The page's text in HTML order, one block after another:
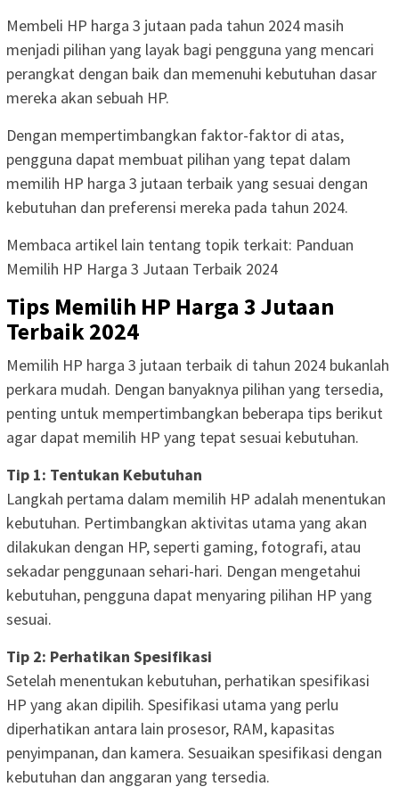
Membeli HP harga 3 jutaan pada tahun 2024 masih
menjadi pilihan yang layak bagi pengguna yang mencari
perangkat dengan baik dan memenuhi kebutuhan dasar
mereka akan sebuah HP.
Dengan mempertimbangkan faktor-faktor di atas,
pengguna dapat membuat pilihan yang tepat dalam
memilih HP harga 3 jutaan terbaik yang sesuai dengan
kebutuhan dan preferensi mereka pada tahun 2024.
Membaca artikel lain tentang topik terkait: Panduan
Memilih HP Harga 3 Jutaan Terbaik 2024
Tips Memilih HP Harga 3 Jutaan
Terbaik 2024
Memilih HP harga 3 jutaan terbaik di tahun 2024 bukanlah
perkara mudah. Dengan banyaknya pilihan yang tersedia,
penting untuk mempertimbangkan beberapa tips berikut
agar dapat memilih HP yang tepat sesuai kebutuhan.
Tip 1: Tentukan Kebutuhan
Langkah pertama dalam memilih HP adalah menentukan
kebutuhan. Pertimbangkan aktivitas utama yang akan
dilakukan dengan HP, seperti gaming, fotografi, atau
sekadar penggunaan sehari-hari. Dengan mengetahui
kebutuhan, pengguna dapat menyaring pilihan HP yang
sesuai.
Tip 2: Perhatikan Spesifikasi
Setelah menentukan kebutuhan, perhatikan spesifikasi
HP yang akan dipilih. Spesifikasi utama yang perlu
diperhatikan antara lain prosesor, RAM, kapasitas
penyimpanan, dan kamera. Sesuaikan spesifikasi dengan
kebutuhan dan anggaran yang tersedia.